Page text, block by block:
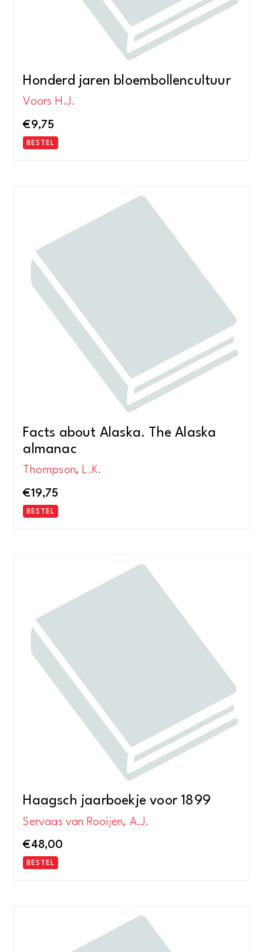
Honderd jaren bloembollencultuur
Voors H.J.
€9,75
BESTEL
Facts about Alaska. The Alaska
almanac
Thompson, L.K.
€19,75
BESTEL
Haagsch jaarboekje voor 1899
Servaas van Rooijen, A.J.
€48,00
BESTEL